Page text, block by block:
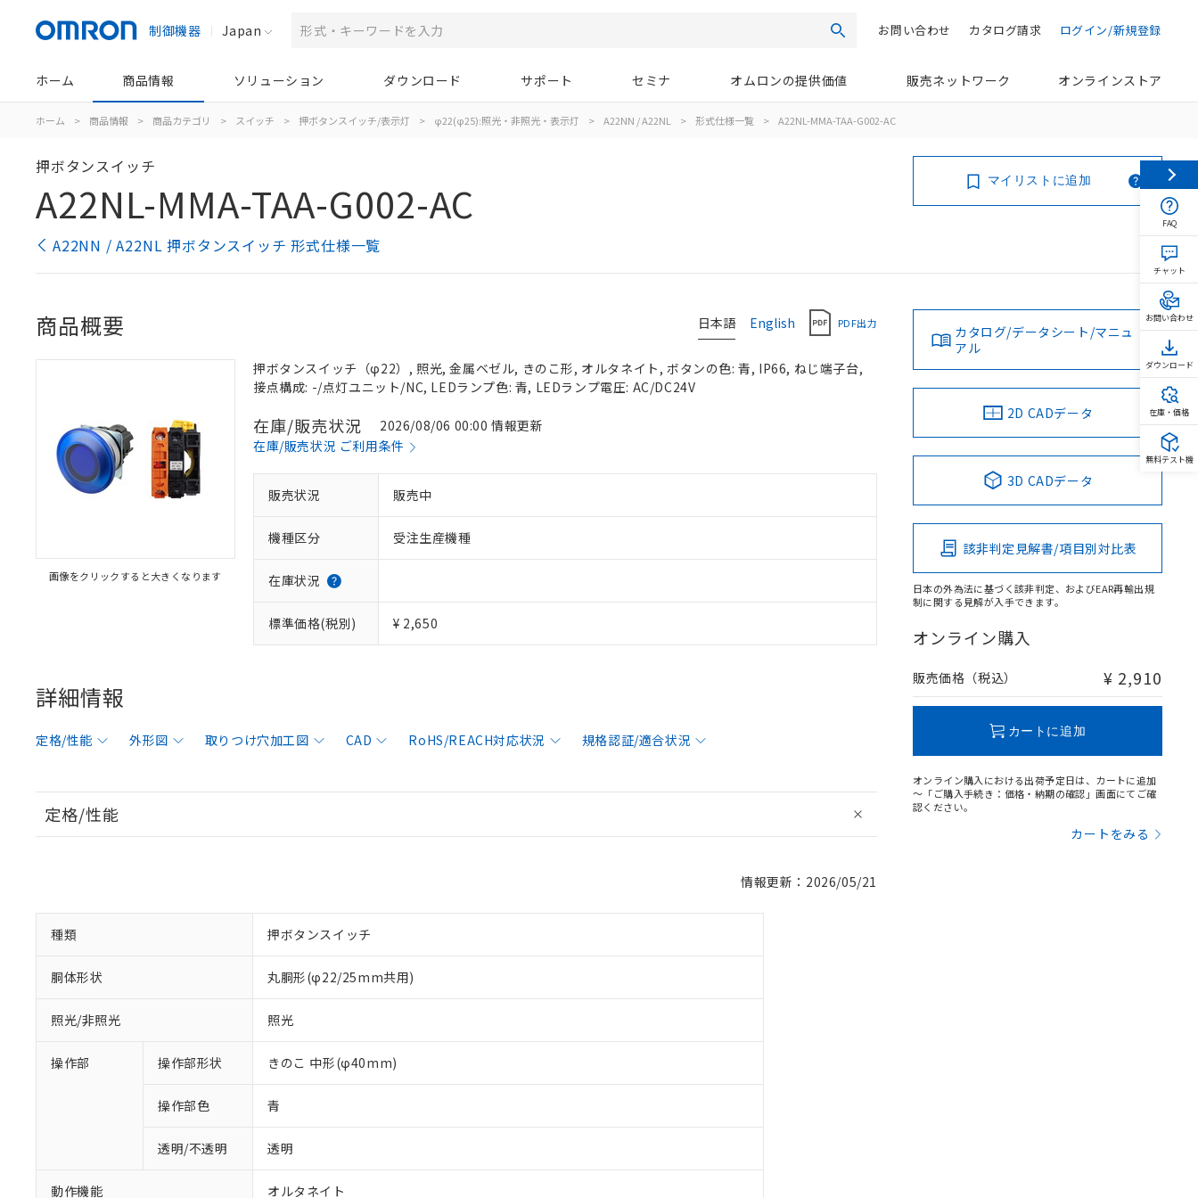
制御機器 Japan 検索 ログイン/新規登録
カタログ請求
お問い合わせ
ホーム 商品情報 ソリューション ダウンロード サポート セミナ オムロンの提供価値 販売ネットワーク オンラインストア
ホーム > 商品情報 > 商品カテゴリ > スイッチ > 押ボタンスイッチ/表示灯 > φ22(φ25):照光・非照光・表示灯 > A22NN / A22NL > 形式仕様一覧 > A22NL-MMA-TAA-G002-AC
押ボタンスイッチ
A22NL-MMA-TAA-G002-AC
A22NN / A22NL 押ボタンスイッチ 形式仕様一覧
マイリストに追加
日本語 English PDF出力
商品概要
画像をクリックすると大きくなります
押ボタンスイッチ（φ22）, 照光, 金属ベゼル, きのこ形, オルタネイト, ボタンの色: 青, IP66, ねじ端子台,
接点構成: -/点灯ユニット/NC, LEDランプ色: 青, LEDランプ電圧: AC/DC24V
在庫/販売状況
2026/08/06 00:00 情報更新
在庫/販売状況 ご利用条件
販売状況 販売中
機種区分 受注生産機種
在庫状況
標準価格(税別) ¥ 2,650
詳細情報
定格/性能 外形図 取りつけ穴加工図 CAD RoHS/REACH対応状況 規格認証/適合状況
定格/性能
情報更新：2026/05/21
種類 押ボタンスイッチ
胴体形状 丸胴形(φ22/25mm共用)
照光/非照光 照光
操作部 操作部形状 きのこ 中形(φ40mm)
操作部色 青
透明/不透明 透明
動作機能 オルタネイト
カタログ/データシート/マニュ
アル
2D CADデータ
3D CADデータ
該非判定見解書/項目別対比表
日本の外為法に基づく該非判定、およびEAR再輸出規
制に関する見解が入手できます。
オンライン購入
販売価格（税込） ¥ 2,910
カートに追加
オンライン購入における出荷予定日は、カートに追加
～「ご購入手続き：価格・納期の確認」画面にてご確
認ください。
カートをみる
FAQ
チャット
お問い合わせ
ダウンロード
在庫・価格
無料テスト機